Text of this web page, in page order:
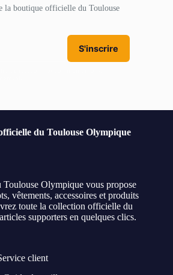
la boutique officielle du Toulouse
S'inscrire
du Toulouse Olympique
Olympique vous propose
vêtements, accessoires et produits
toute la collection officielle du
supporters en quelques clics.
client